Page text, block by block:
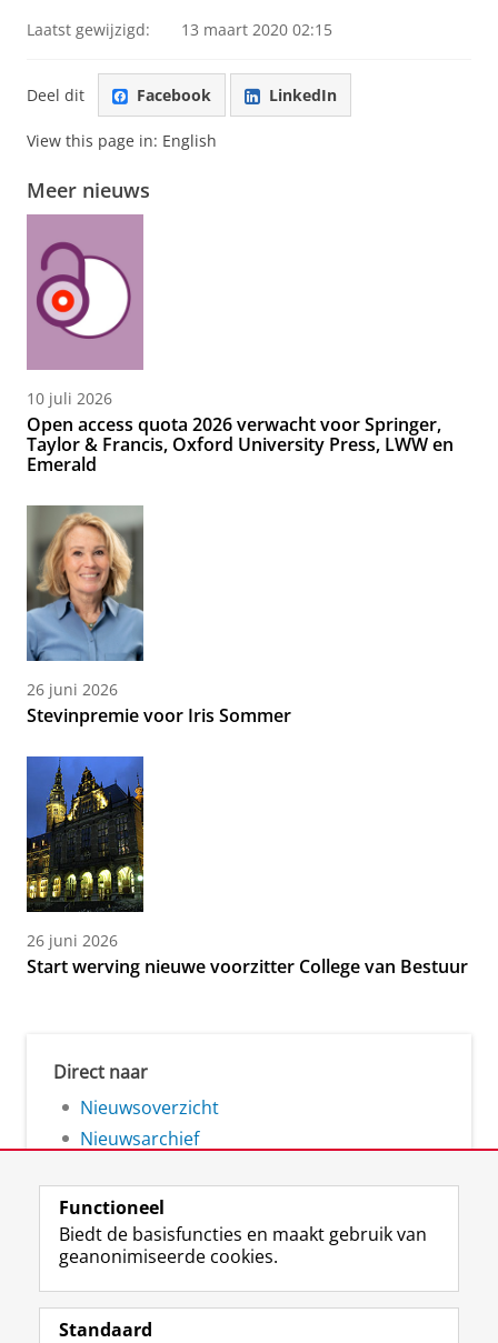
Laatst gewijzigd: 13 maart 2020 02:15
Deel dit Facebook LinkedIn
View this page in: English
Meer nieuws
10 juli 2026
Open access quota 2026 verwacht voor Springer,
Taylor & Francis, Oxford University Press, LWW en
Emerald
26 juni 2026
Stevinpremie voor Iris Sommer
26 juni 2026
Start werving nieuwe voorzitter College van Bestuur
Direct naar
Nieuwsoverzicht
Nieuwsarchief
Volg de RUG
F
a
L
i
R
S
I
n
Y
o
Functioneel
Biedt de basisfuncties en maakt gebruik van
geanonimiseerde cookies.
Standaard